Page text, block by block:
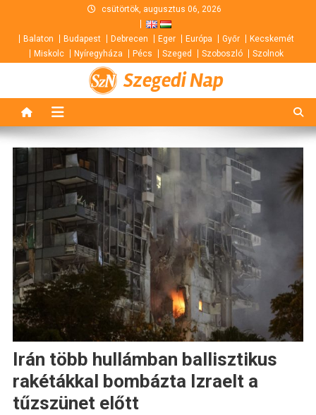
content
csütörtök, augusztus 06, 2026
Balaton Budapest Debrecen Eger Európa Győr
Kecskemét
Miskolc
Nyíregyháza Pécs Szeged Szoboszló Szolnok
Szegedi Nap
Irán több hullámban ballisztikus
rakétákkal bombázta Izraelt a
tűzszünet előtt